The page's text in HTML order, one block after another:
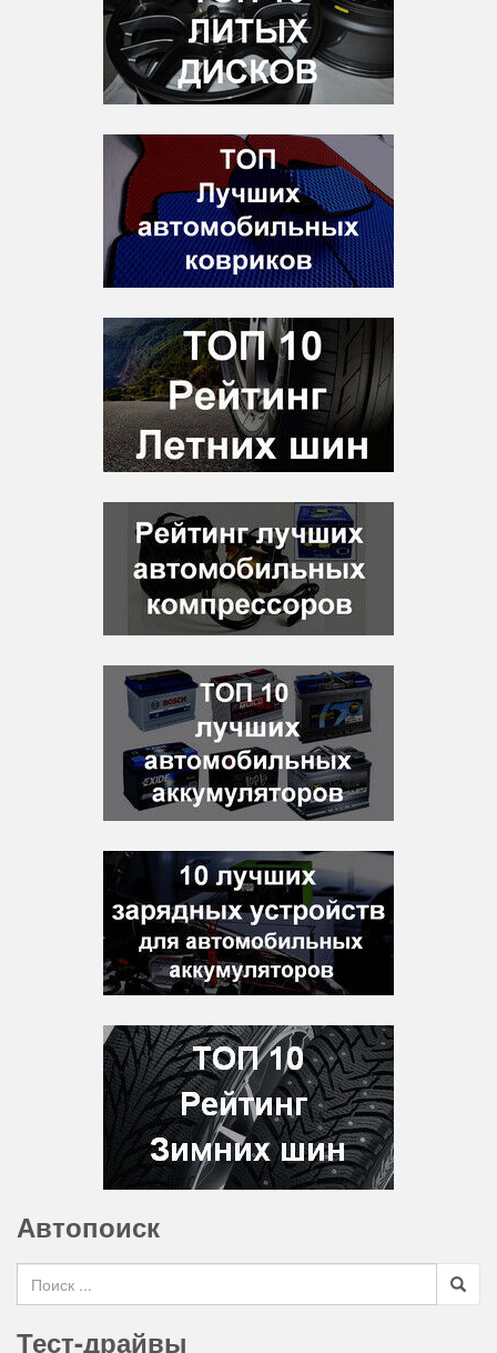
Автопоиск
Search for
Тест-драйвы